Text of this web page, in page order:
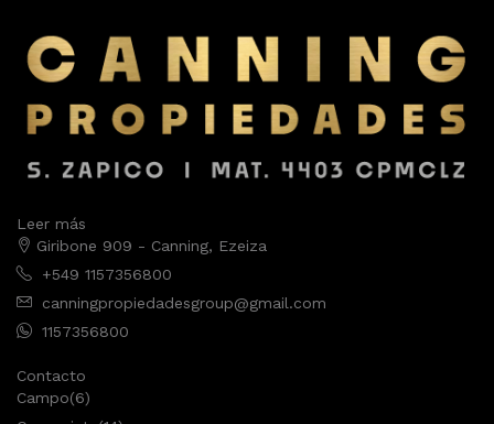
Leer más
Giribone 909 - Canning, Ezeiza
+549 1157356800
canningpropiedadesgroup@gmail.com
1157356800
Contacto
Campo(6)